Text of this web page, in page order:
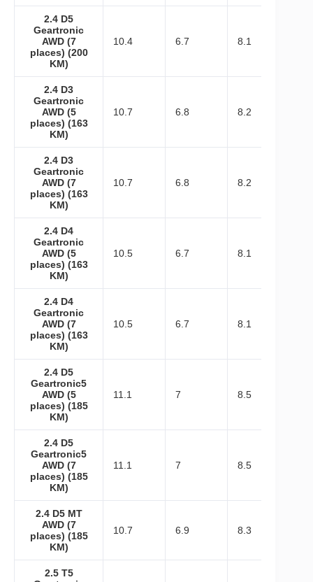
2.4 D5
Geartronic
AWD (7
places) (200
KM)
10.4 6.7 8.1
2.4 D3
Geartronic
AWD (5
places) (163
KM)
10.7 6.8 8.2
2.4 D3
Geartronic
AWD (7
places) (163
KM)
10.7 6.8 8.2
2.4 D4
Geartronic
AWD (5
places) (163
KM)
10.5 6.7 8.1
2.4 D4
Geartronic
AWD (7
places) (163
KM)
10.5 6.7 8.1
2.4 D5
Geartronic5
AWD (5
places) (185
KM)
11.1 7 8.5
2.4 D5
Geartronic5
AWD (7
places) (185
KM)
11.1 7 8.5
2.4 D5 MT
AWD (7
places) (185
KM)
10.7 6.9 8.3
2.5 T5